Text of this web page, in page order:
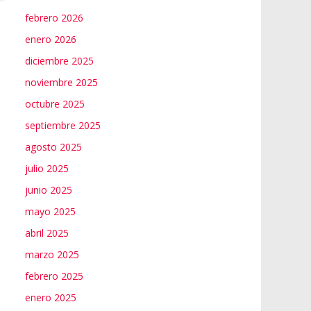
febrero 2026
enero 2026
diciembre 2025
noviembre 2025
octubre 2025
septiembre 2025
agosto 2025
julio 2025
junio 2025
mayo 2025
abril 2025
marzo 2025
febrero 2025
enero 2025